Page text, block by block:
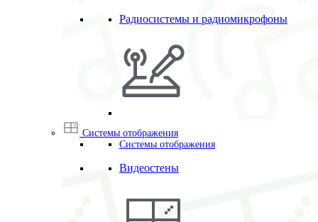
Радиосистемы и радиомикрофоны
Системы отображения
Системы отображения
Видеостены